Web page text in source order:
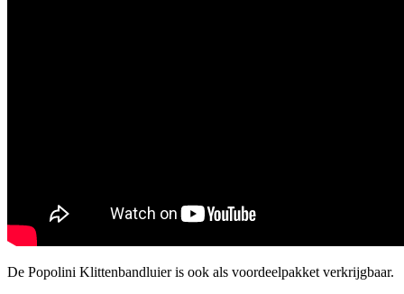
De Popolini Klittenbandluier is ook als voordeelpakket verkrijgbaar.